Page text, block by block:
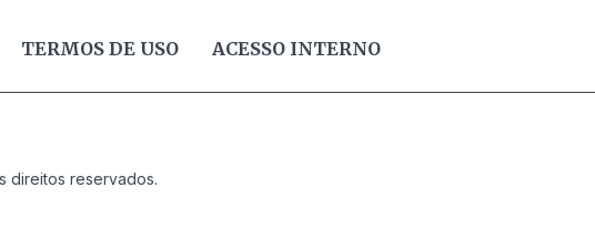
TERMOS DE USO ACESSO INTERNO
direitos reservados.